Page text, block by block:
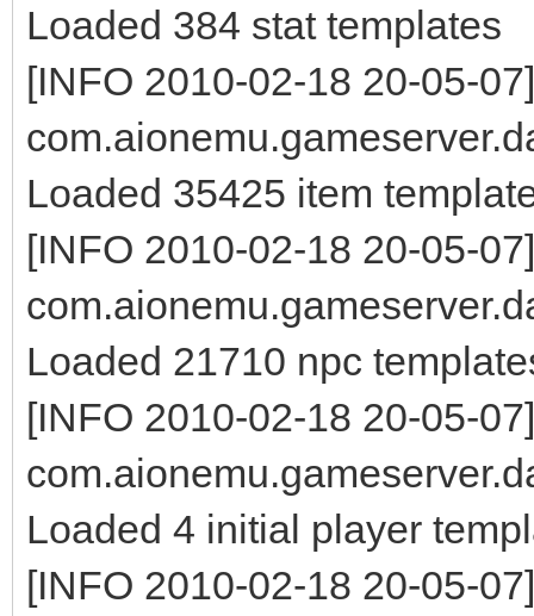
Loaded 384 stat templates
[INFO 2010-02-18 20-05-07]
Loaded 35425 item
[INFO 2010-02-18 20-05-07]
Loaded 21710 npc
[INFO 2010-02-18 20-05-07]
Loaded 4 initial player
[INFO 2010-02-18 20-05-07]